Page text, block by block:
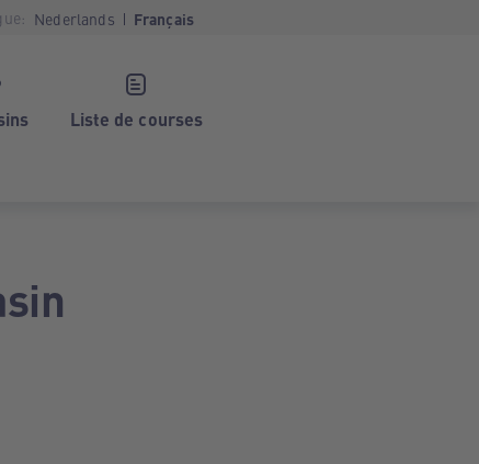
Nederlands Français
Liste de courses